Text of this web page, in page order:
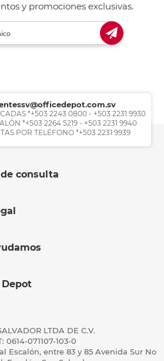
y promociones exclusivas.
*+503 2243 0800 - +503 2231 9930
*+503 2264 5219 - +503 2231 9940
POR TELÉFONO *+503 2231 9939
consulta
Depot
LTDA DE C.V.
0614-071107-103-0
Escalón, entre 83 y 85 Avenida Sur No